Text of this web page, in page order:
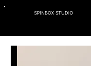
SPINBOX STUDIO